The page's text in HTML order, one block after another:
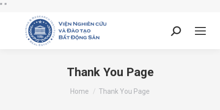
" "
Thank You Page
You are here:
Home Thank You Page